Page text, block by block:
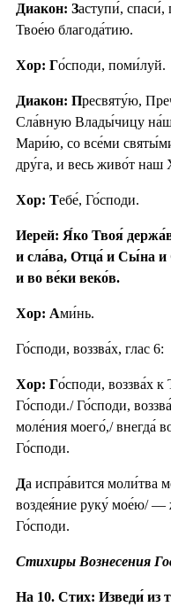
Диакон: Заступи́,
Твое́ю благода́тию.
Хор: Го́споди, поми́луй.
Диакон: Пресвяту́ю,
Сла́вную Влады́чицу
Мари́ю, со все́ми
дру́га, и весь живо́т наш
Хор: Тебе́, Го́споди.
Иерей: Я́ко Твоя́
и сла́ва, Отца́ и Сы́на и
и во ве́ки веко́в.
Хор: Ами́нь.
Го́споди, воззва́х, глас 6:
Хор: Го́споди, воззва́х
Го́споди./ Го́споди,
моле́ния моего́,/ внегда́
Го́споди.
Да испра́вится моли́тва
воздея́ние руку́ мое́ю/ —
Го́споди.
Стихиры Вознесения
На 10. Стих: Изведи́